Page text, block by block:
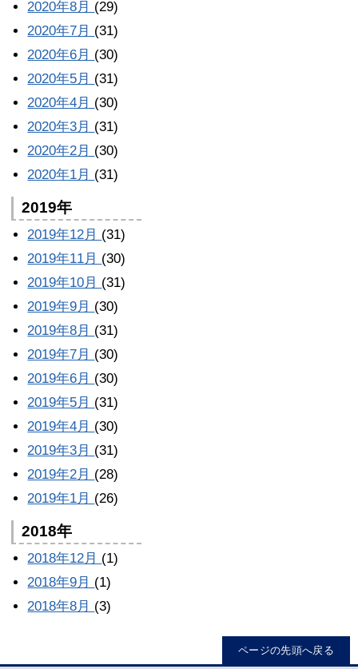
2020年8月 (29)
2020年7月 (31)
2020年6月 (30)
2020年5月 (31)
2020年4月 (30)
2020年3月 (31)
2020年2月 (30)
2020年1月 (31)
2019年
2019年12月 (31)
2019年11月 (30)
2019年10月 (31)
2019年9月 (30)
2019年8月 (31)
2019年7月 (30)
2019年6月 (30)
2019年5月 (31)
2019年4月 (30)
2019年3月 (31)
2019年2月 (28)
2019年1月 (26)
2018年
2018年12月 (1)
2018年9月 (1)
2018年8月 (3)
ページの先頭へ戻る